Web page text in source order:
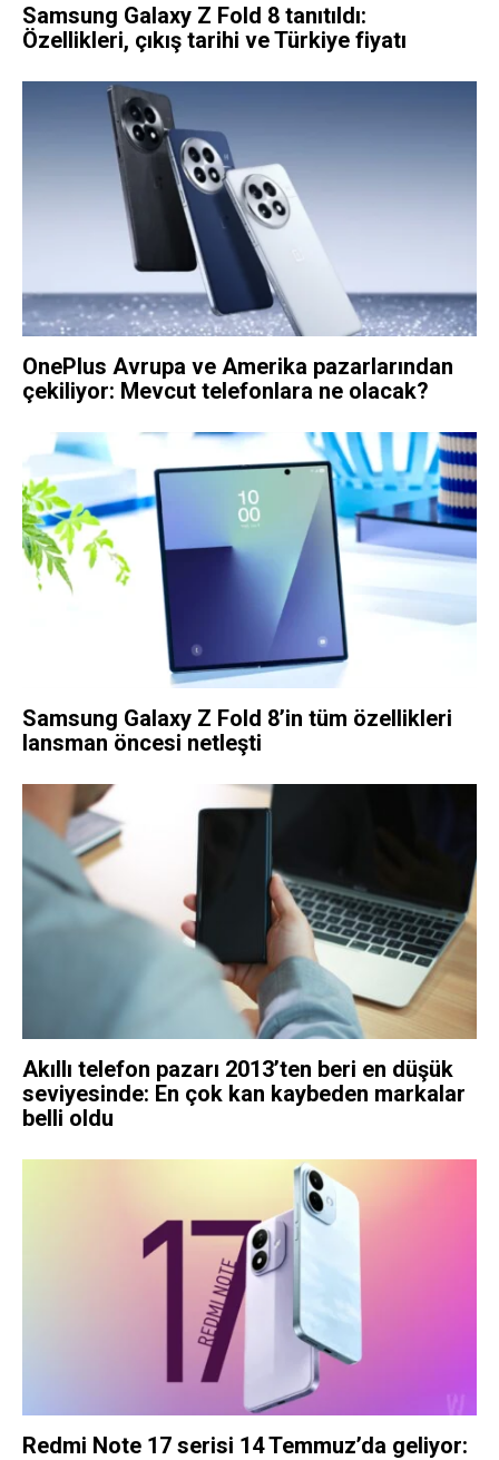
Samsung Galaxy Z Fold 8 tanıtıldı:
Özellikleri, çıkış tarihi ve Türkiye fiyatı
OnePlus Avrupa ve Amerika pazarlarından
çekiliyor: Mevcut telefonlara ne olacak?
Samsung Galaxy Z Fold 8’in tüm özellikleri
lansman öncesi netleşti
Akıllı telefon pazarı 2013’ten beri en düşük
seviyesinde: En çok kan kaybeden markalar
belli oldu
Redmi Note 17 serisi 14 Temmuz’da geliyor: